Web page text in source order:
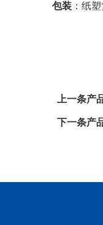
包装 ：纸
上一条产
下一条产